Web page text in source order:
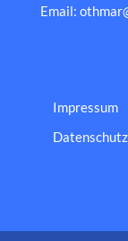
Email:
Impressum
Datenschutz